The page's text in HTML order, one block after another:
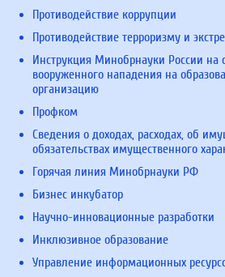
Противодействие коррупции
Противодействие терроризму и
Инструкция Минобрнауки России на
вооруженного нападения на
организацию
Профком
Сведения о доходах, расходах, об
обязательствах имущественного
Горячая линия Минобрнауки РФ
Бизнес инкубатор
Научно-инновационные разработки
Инклюзивное образование
Управление информационных